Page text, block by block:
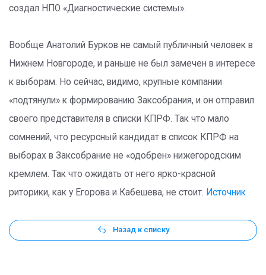
создал НПО «Диагностические системы».
Вообще Анатолий Бурков не самый публичный человек в
Нижнем Новгороде, и раньше не был замечен в интересе
к выборам. Но сейчас, видимо, крупные компании
«подтянули» к формированию Заксобрания, и он отправил
своего представителя в списки КПРФ. Так что мало
сомнений, что ресурсный кандидат в список КПРФ на
выборах в Заксобрание не «одобрен» нижегородским
кремлем. Так что ожидать от него ярко-красной
риторики, как у Егорова и Кабешева, не стоит. Источник
Назад к списку